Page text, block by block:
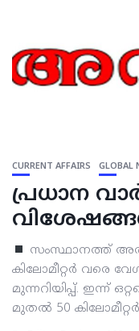
CURRENT AFFAIRS GLOBAL
പ്രധാന
സംസ്ഥാനത്ത്
കിലോമീറ്റര്‍ വരെ
മുന്നറിയിപ്പ്. ഇന്ന്
മുതല്‍ 50